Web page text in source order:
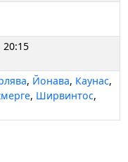
20:15
, Йонава, Каунас,
, Ширвинтос,